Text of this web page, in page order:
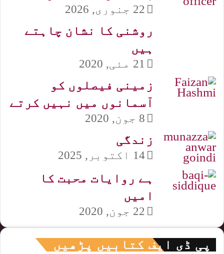
22 جنوری, 2026
روشنی کا نشان چاہتے
ہیں
21 مئی, 2020
زمینی فیصلوں کو
آسمانوں میں نہیں کرتے
8 جون, 2020
زندگی
14 اکتوبر, 2025
ہے روایات محبت کا
امیں
22 جون, 2020
پی ڈی ایف کتابیں پڑھیں